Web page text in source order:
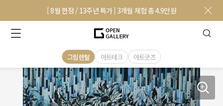
[ 8월 한정 / 13주년 특가 ] 3개월 체험 총 4.9만원
그림렌탈 아트테크 아트굿즈